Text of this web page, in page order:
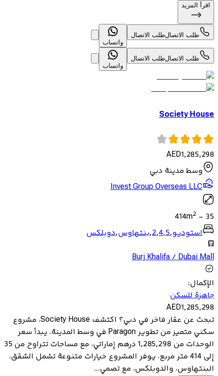
اقرأ المزيد
طلب الاتصالطلب الاتصال
واتساب
طلب الاتصالطلب الاتصال
واتساب
Society House
AED1,285,298
وسط مدينة دبي
Invest Group Overseas LLC
35
-
414m2
استوديو,
2,4,5
,بنتهاوس,دوبلكس
Burj Khalifa / Dubai Mall
الإكمال:
جاهزة للسكن
AED1,285,298
تبحث عن عقار فاخر في دبي؟ اكتشف Society House، مشروع
سكني متميز من تطوير Paragon في وسط المدينة. يبدأ سعر
الوحدات من 1,285,298 درهم إماراتي، مع مساحات تتراوح من 35
إلى 414 متر مربع. يوفر المشروع خيارات متنوعة تشمل الشقق،
البنتهاوس، والدوبلكس، مع تصمي...